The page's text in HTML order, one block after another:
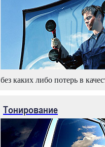
без каких либо потерь в
Тонирование